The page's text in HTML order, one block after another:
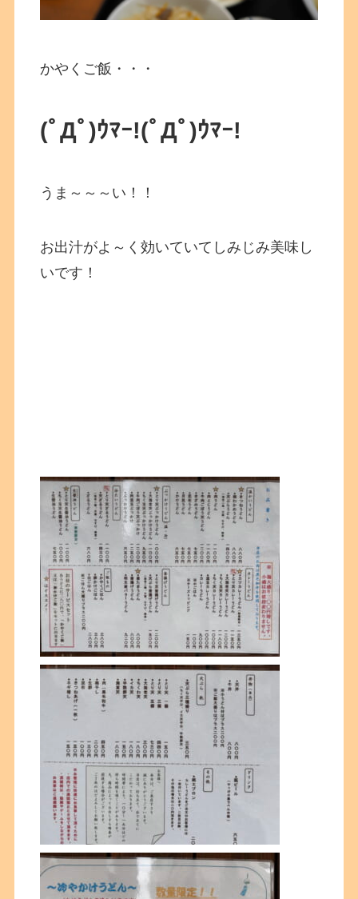
かやくご飯・・・
(ﾟДﾟ)ｳﾏｰ!(ﾟДﾟ)ｳﾏｰ!
うま～～～い！！
お出汁がよ～く効いていてしみじみ美味し
いです！